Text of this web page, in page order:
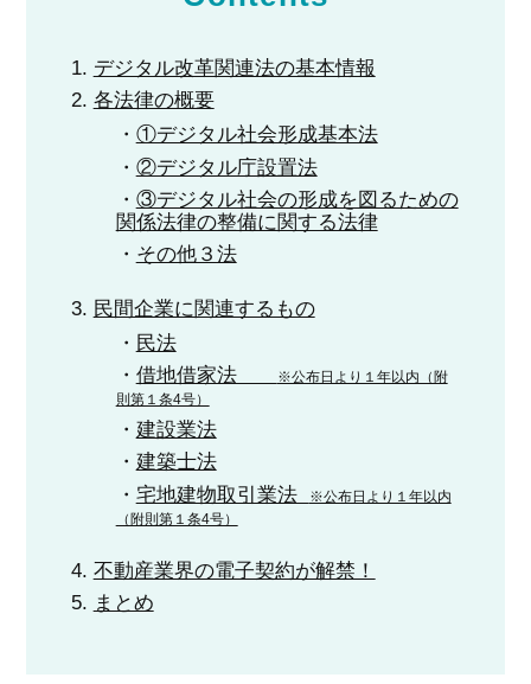
デジタル改革関連法の基本情報
各法律の概要
①デジタル社会形成基本法
②デジタル庁設置法
③デジタル社会の形成を図るための
関係法律の整備に関する法律
その他３法
民間企業に関連するもの
民法
借地借家法
※公布日より１年以内（附
則第１条4号）
建設業法
建築士法
宅地建物取引業法
※公布日より１年以内
（附則第１条4号）
不動産業界の電子契約が解禁！
まとめ